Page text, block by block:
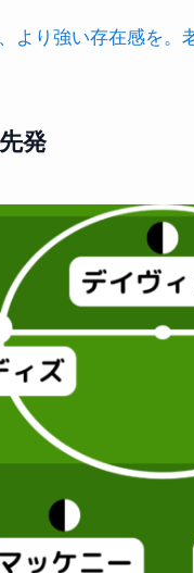
より強い存在感を
発